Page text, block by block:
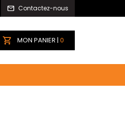
Contactez-nous
MON PANIER | 0